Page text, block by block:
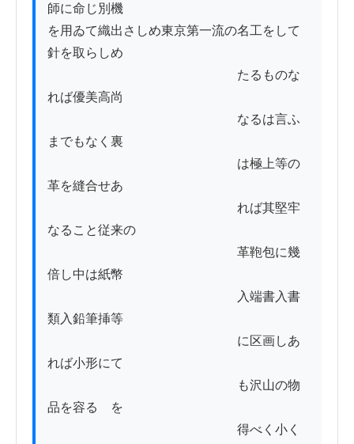
師に命じ別機
を用ゐて織出さしめ東京第一流の名工をして
針を取らしめ
たるものな
れば優美高尚
なるは言ふ
までもなく裏
は極上等の
革を縫合せあ
れば其堅牢
なること従来の
革鞄包に幾
倍し中は紙幣
入端書入書
類入鉛筆挿等
に区画しあ
れば小形にて
も沢山の物
品を容るゝを
得べく小く